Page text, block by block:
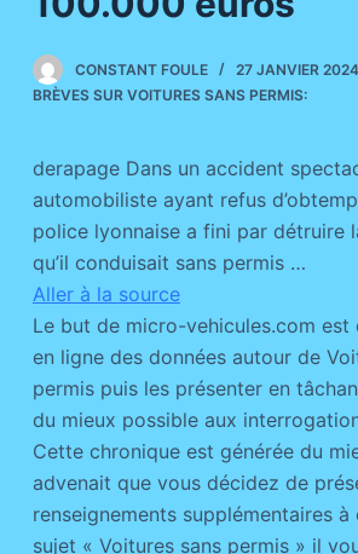
n
CONSTANT FOULE
27 JANVIER 2024
BRÈVES SUR VOITURES SANS PERMIS:
derapage Dans un accident
automobiliste ayant refus
police lyonnaise a fini par détruire
qu’il conduisait sans permis …
Aller à la source
Le but de micro-vehicules.com est
en ligne des données autour de
permis puis les présenter en
du mieux possible aux
Cette chronique est générée du
advenait que vous décidez de
renseignements supplémentaires
sujet « Voitures sans permis » il